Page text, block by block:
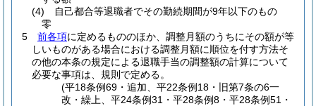
(4)
自己都合等退職者でその勤続期間が9年以下のもの
零
5
前各項に定めるもののほか、調整月額のうちにその額が等
しいものがある場合における調整月額に順位を付す方法そ
の他の本条の規定による退職手当の調整額の計算について
必要な事項は、規則で定める。
(平18条例69・追加、平22条例18・旧第7条の6一
改・繰上、平24条例31・平28条例8・平28条例51・